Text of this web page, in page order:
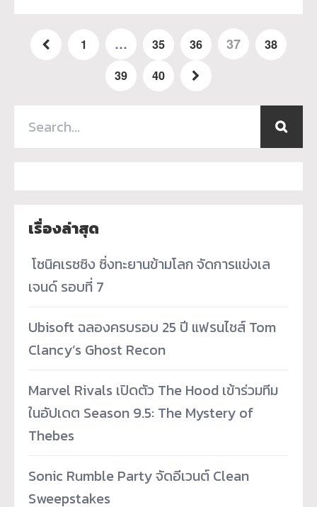
1 … 35 36 37
38
39
40
เรื่องล่าสุด
­ โซนิคเรซซิง ซิ่งทะยานข้ามโลก จัดการแข่งเล
เจนด์ รอบที่ 7
Ubisoft ฉลองครบรอบ 25 ปี แฟรนไชส์ Tom
Clancy’s Ghost Recon
Marvel Rivals เปิดตัว The Hood เข้าร่วมทีม
ในอัปเดต Season 9.5: The Mystery of
Thebes
Sonic Rumble Party จัดอีเวนต์ Clean
Sweepstakes